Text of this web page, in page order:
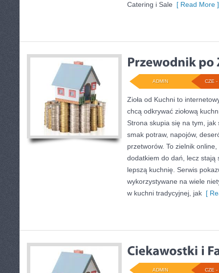
Catering i Sale [ Read More ]
CZE -
ADMIN
Zioła od Kuchni to
chcą odkrywać ziołową
Strona skupia się na tym, jak
smak potraw, napojów,
przetworów. To zielnik
dodatkiem do dań, lecz stają
lepszą kuchnię. Serwis
wykorzystywane na wiele
w kuchni tradycyjnej, jak [
CZE -
ADMIN